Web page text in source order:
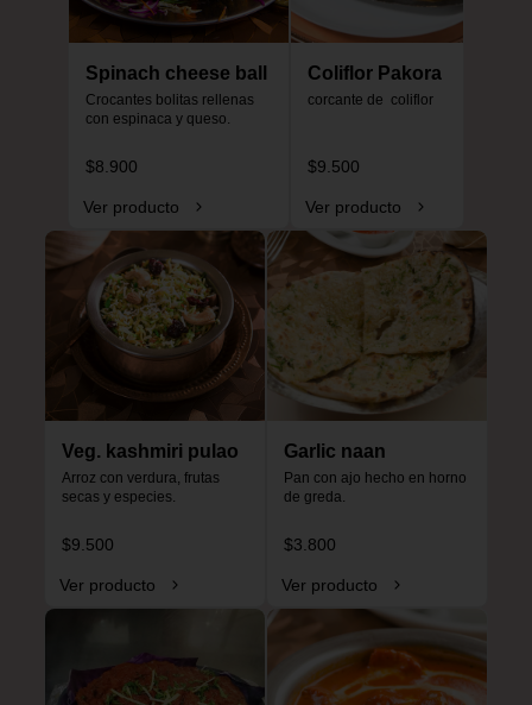
Spinach cheese ball
Crocantes bolitas rellenas
con espinaca y queso.
$8.900
Ver producto
Coliflor Pakora
corcante de  coliflor
$9.500
Ver producto
Veg. kashmiri pulao
Arroz con verdura, frutas
secas y especies.
$9.500
Ver producto
Garlic naan
Pan con ajo hecho en horno
de greda.
$3.800
Ver producto